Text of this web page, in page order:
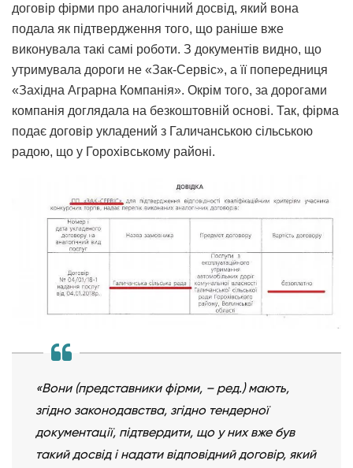
договір фірми про аналогічний досвід, який вона
подала як підтвердження того, що раніше вже
виконувала такі самі роботи. З документів видно, що
утримувала дороги не «Зак-Сервіс», а її попередниця
«Західна Аграрна Компанія». Окрім того, за дорогами
компанія доглядала на безкоштовній основі. Так, фірма
подає договір укладений з Галичанською сільською
радою, що у Горохівському районі.
«Вони (представники фірми, – ред.) мають,
згідно законодавства, згідно тендерної
документації, підтвердити, що у них вже був
такий досвід і надати відповідний договір, який